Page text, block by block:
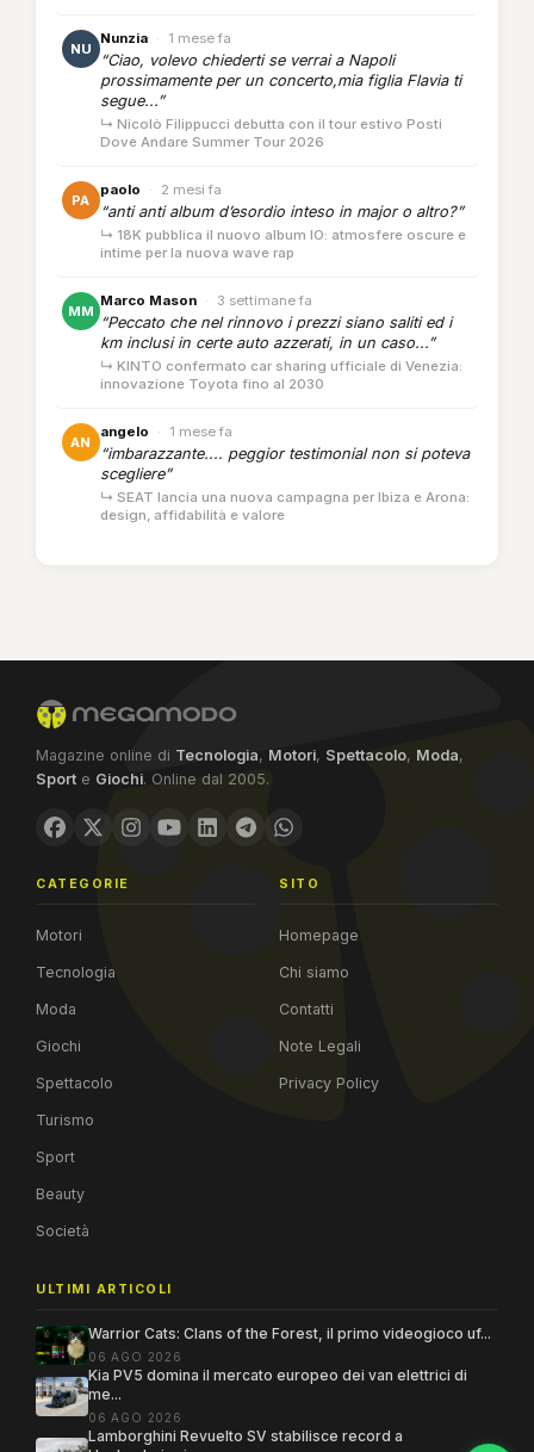
NU
Nunzia · 1 mese fa
“Ciao, volevo chiederti se verrai a Napoli
prossimamente per un concerto,mia figlia Flavia ti
segue...”
↳ Nicolò Filippucci debutta con il tour estivo Posti
Dove Andare Summer Tour 2026
PA
paolo · 2 mesi fa
“anti anti album d’esordio inteso in major o altro?”
↳ 18K pubblica il nuovo album IO: atmosfere oscure e
intime per la nuova wave rap
MM
Marco Mason · 3 settimane fa
“Peccato che nel rinnovo i prezzi siano saliti ed i
km inclusi in certe auto azzerati, in un caso...”
↳ KINTO confermato car sharing ufficiale di Venezia:
innovazione Toyota fino al 2030
AN
angelo · 1 mese fa
“imbarazzante.... peggior testimonial non si poteva
scegliere”
↳ SEAT lancia una nuova campagna per Ibiza e Arona:
design, affidabilità e valore
Magazine online di Tecnologia, Motori, Spettacolo, Moda,
Sport e Giochi. Online dal 2005.
CATEGORIE
Motori
Tecnologia
Moda
Giochi
Spettacolo
Turismo
Sport
Beauty
Società
SITO
Homepage
Chi siamo
Contatti
Note Legali
Privacy Policy
ULTIMI ARTICOLI
Warrior Cats: Clans of the Forest, il primo videogioco uf...
06 AGO 2026
Kia PV5 domina il mercato europeo dei van elettrici di
me...
06 AGO 2026
Lamborghini Revuelto SV stabilisce record a